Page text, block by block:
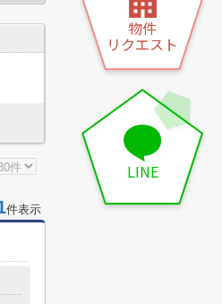
件表示
物件
リクエスト
LINE